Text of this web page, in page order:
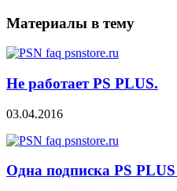
Материалы в тему
Не работает PS PLUS.
03.04.2016
Одна подписка PS